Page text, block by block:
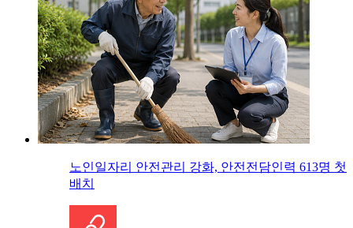
노인일자리 안전관리 강화, 안전전담인력 613명 첫
배치